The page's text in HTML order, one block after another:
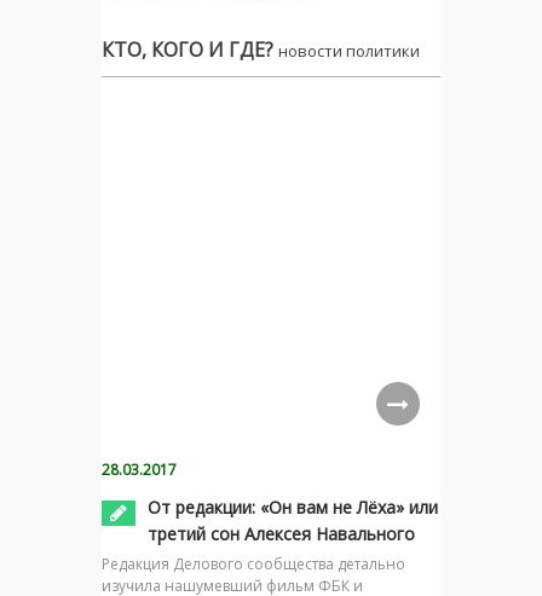
КТО, КОГО И ГДЕ? новости политики
28.03.2017
От редакции: «Он вам не Лёха» или
третий сон Алексея Навального
Редакция Делового сообщества детально
изучила нашумевший фильм ФБК и